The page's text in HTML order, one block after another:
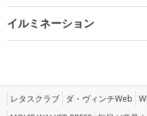
イルミネーション
レタスクラブ ダ・ヴィンチWeb